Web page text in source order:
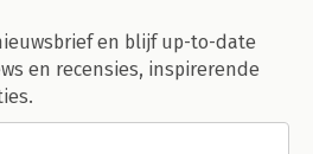
en blijf up-to-date
en recensies, inspirerende